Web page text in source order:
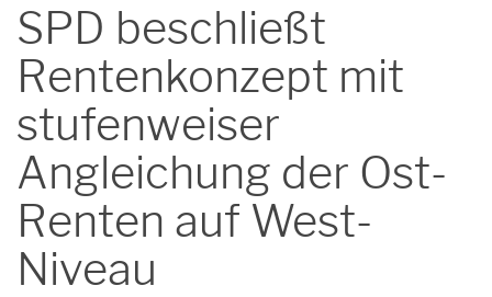
SPD beschließt
Rentenkonzept mit
stufenweiser
Angleichung der Ost-
Renten auf West-
Niveau